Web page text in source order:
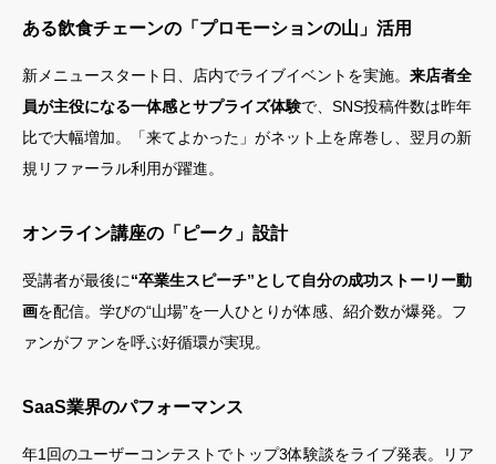
ある飲食チェーンの「プロモーションの山」活用
新メニュースタート日、店内でライブイベントを実施。 来店者全
員が主役になる一体感とサプライズ体験で、SNS投稿件数は昨年
比で大幅増加。「来てよかった」がネット上を席巻し、翌月の新
規リファーラル利用が躍進。
オンライン講座の「ピーク」設計
受講者が最後に“卒業生スピーチ”として自分の成功ストーリー動
画を配信。学びの“山場”を一人ひとりが体感、紹介数が爆発。フ
ァンがファンを呼ぶ好循環が実現。
SaaS業界のパフォーマンス
年1回のユーザーコンテストでトップ3体験談をライブ発表。リア